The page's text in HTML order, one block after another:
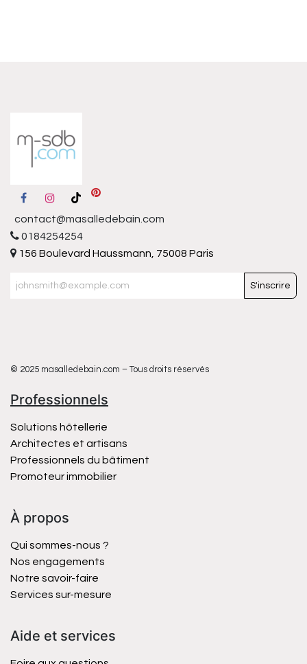
contact@masalledebain.com
0184254254
156 Boulevard Haussmann, 75008 Paris
S'inscrire
© 2025 masalledebain.com – Tous droits réservés
Professionnels
Solutions hôtellerie
Architectes et artisans
Professionnels du bâtiment
Promoteur immobilier
À propos
Qui sommes-nous ?
Nos engagements
Notre savoir-faire
Services sur-mesure
Aide et services